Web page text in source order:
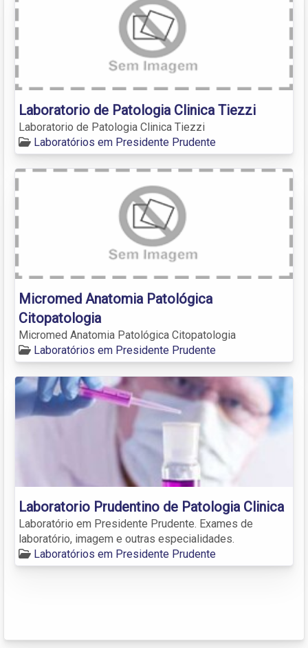
Laboratorio de Patologia Clinica Tiezzi
Laboratorio de Patologia Clinica Tiezzi
Laboratórios em Presidente Prudente
Micromed Anatomia Patológica
Citopatologia
Micromed Anatomia Patológica Citopatologia
Laboratórios em Presidente Prudente
Laboratorio Prudentino de Patologia Clinica
Laboratório em Presidente Prudente. Exames de
laboratório, imagem e outras especialidades.
Laboratórios em Presidente Prudente